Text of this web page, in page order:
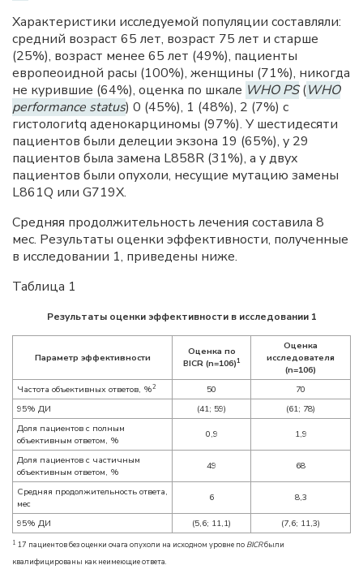
Характеристики исследуемой популяции составляли:
средний возраст 65 лет, возраст 75 лет и старше
(25%), возраст менее 65 лет (49%), пациенты
европеоидной расы (100%), женщины (71%), никогда
не курившие (64%), оценка по шкале WHO PS(WHO
performance status) 0 (45%), 1 (48%), 2 (7%) c
гистологиtq аденокарциномы (97%). У шестидесяти
пациентов были делеции экзона 19 (65%), у 29
пациентов была замена L858R (31%), а у двух
пациентов были опухоли, несущие мутацию замены
L861Q или G719X.
Средняя продолжительность лечения составила 8
мес. Результаты оценки эффективности, полученные
в исследовании 1, приведены ниже.
Таблица 1
Результаты оценки эффективности в исследовании 1
Параметр эффективности
Оценка по
BICR (n=106)1
Оценка
исследователя
(n=106)
Частота объективных ответов, %2 50
70
95% ДИ
(41; 59)
(61; 78)
Доля пациентов с полным
объективным ответом, %
0,9 1,9
Доля пациентов с частичным
объективным ответом, %
49 68
Средняя продолжительность ответа,
мес
6 8,3
95% ДИ (5,6; 11,1) (7,6; 11,3)
1 17 пациентов без оценки очага опухоли на исходном уровне по BICRбыли
квалифицированы как неимеющие ответа.